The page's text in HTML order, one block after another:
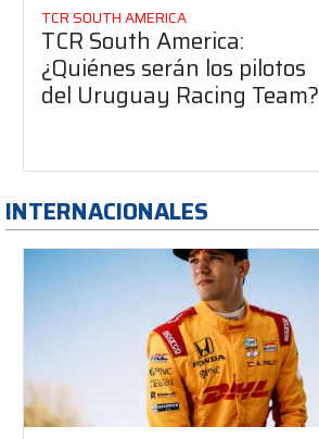
TCR SOUTH AMERICA
TCR South America:
¿Quiénes serán los pilotos
del Uruguay Racing Team?
INTERNACIONALES